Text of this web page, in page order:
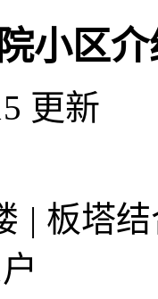
小区介
更新
| 板塔